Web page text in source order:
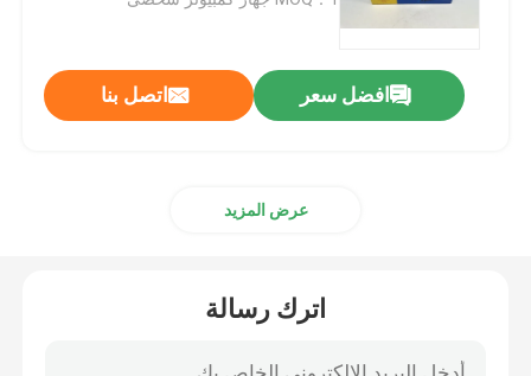
قطع غيار السيارات JMC
افضل سعر اتصل بنا
عرض المزيد
اترك رسالة